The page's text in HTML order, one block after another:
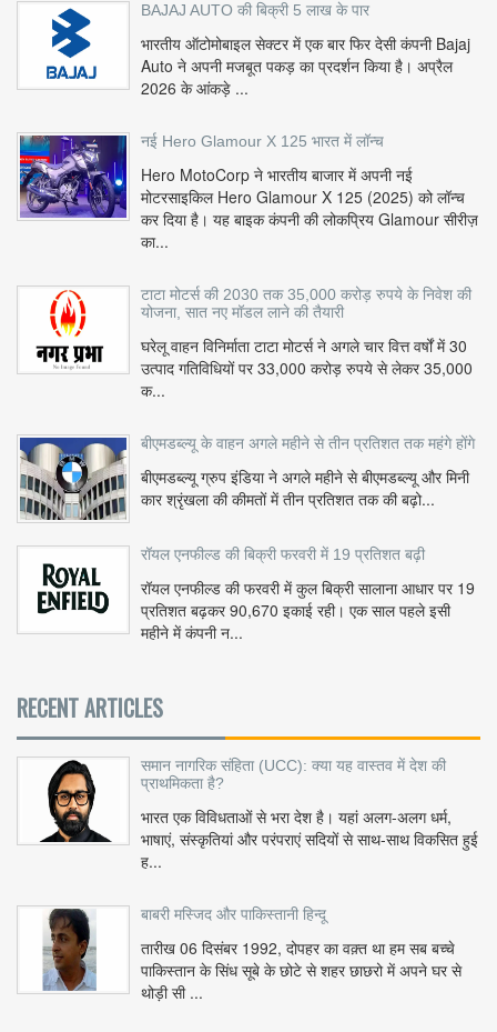
BAJAJ AUTO की बिक्री 5 लाख के पार
भारतीय ऑटोमोबाइल सेक्टर में एक बार फिर देसी कंपनी Bajaj
Auto ने अपनी मजबूत पकड़ का प्रदर्शन किया है। अप्रैल
2026 के आंकड़े ...
नई Hero Glamour X 125 भारत में लॉन्च
Hero MotoCorp ने भारतीय बाजार में अपनी नई
मोटरसाइकिल Hero Glamour X 125 (2025) को लॉन्च
कर दिया है। यह बाइक कंपनी की लोकप्रिय Glamour सीरीज़
का...
टाटा मोटर्स की 2030 तक 35,000 करोड़ रुपये के निवेश की
योजना, सात नए मॉडल लाने की तैयारी
घरेलू वाहन विनिर्माता टाटा मोटर्स ने अगले चार वित्त वर्षों में 30
उत्पाद गतिविधियों पर 33,000 करोड़ रुपये से लेकर 35,000
क...
बीएमडब्ल्यू के वाहन अगले महीने से तीन प्रतिशत तक महंगे होंगे
बीएमडब्ल्यू ग्रुप इंडिया ने अगले महीने से बीएमडब्ल्यू और मिनी
कार श्रृंखला की कीमतों में तीन प्रतिशत तक की बढ़ो...
रॉयल एनफील्ड की बिक्री फरवरी में 19 प्रतिशत बढ़ी
रॉयल एनफील्ड की फरवरी में कुल बिक्री सालाना आधार पर 19
प्रतिशत बढ़कर 90,670 इकाई रही। एक साल पहले इसी
महीने में कंपनी न...
RECENT ARTICLES
समान नागरिक संहिता (UCC): क्या यह वास्तव में देश की
प्राथमिकता है?
भारत एक विविधताओं से भरा देश है। यहां अलग-अलग धर्म,
भाषाएं, संस्कृतियां और परंपराएं सदियों से साथ-साथ विकसित हुई
ह...
बाबरी मस्जिद और पाकिस्तानी हिन्दू
तारीख 06 दिसंबर 1992, दोपहर का वक़्त था हम सब बच्चे
पाकिस्तान के सिंध सूबे के छोटे से शहर छाछरो में अपने घर से
थोड़ी सी ...